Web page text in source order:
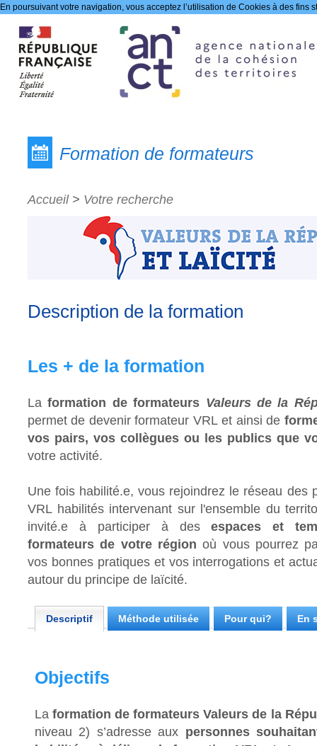
En poursuivant votre navigation, vous acceptez l’utilisation de Cookies à des fins
Formation de formateurs
Accueil> Votre recherche
Description de la formation
Les + de la formation
Laformation de formateurs Valeurs de la
permet de devenir formateur VRL et ainsi de
vos pairs, vos collègues ou les publics que
votre activité.
Une fois habilité.e, vous rejoindrez le réseau des
VRL habilités intervenant sur l'ensemble du
invité.e à participer à desespaces et
formateurs de votre région où vous pourrez
vos bonnes pratiques et vos interrogations et
autour du principe de laïcité.
Descriptif Méthode utilisée Pour qui? En
Objectifs
Laformation de formateurs Valeurs de la
niveau 2) s’adresse aux personnes